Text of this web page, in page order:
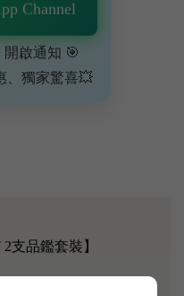
Channel
開啟通知 🎯
、獨家驚喜💥
2支品鑑套裝】